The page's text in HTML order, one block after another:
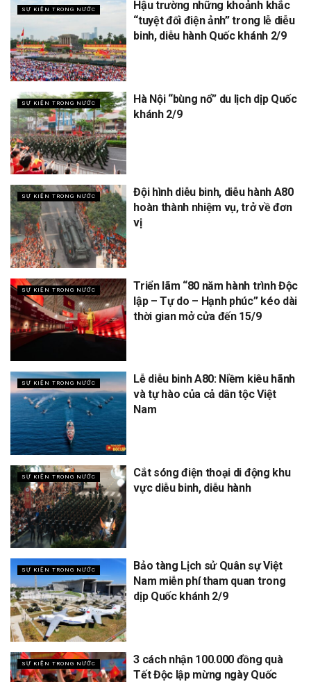
SỰ KIỆN TRONG NƯỚC
Hậu trường những khoảnh khắc
“tuyệt đối điện ảnh” trong lễ diễu
binh, diễu hành Quốc khánh 2/9
SỰ KIỆN TRONG NƯỚC
Hà Nội “bùng nổ” du lịch dịp Quốc
khánh 2/9
SỰ KIỆN TRONG NƯỚC
Đội hình diễu binh, diễu hành A80
hoàn thành nhiệm vụ, trở về đơn
vị
SỰ KIỆN TRONG NƯỚC
Triển lãm “80 năm hành trình Độc
lập – Tự do – Hạnh phúc” kéo dài
thời gian mở cửa đến 15/9
SỰ KIỆN TRONG NƯỚC
Lễ diễu binh A80: Niềm kiêu hãnh
và tự hào của cả dân tộc Việt
Nam
SỰ KIỆN TRONG NƯỚC
Cắt sóng điện thoại di động khu
vực diễu binh, diễu hành
SỰ KIỆN TRONG NƯỚC
Bảo tàng Lịch sử Quân sự Việt
Nam miễn phí tham quan trong
dịp Quốc khánh 2/9
SỰ KIỆN TRONG NƯỚC
3 cách nhận 100.000 đồng quà
Tết Độc lập mừng ngày Quốc